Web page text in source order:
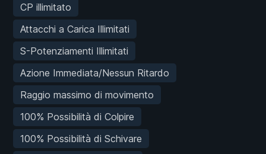
CP illimitato
Attacchi a Carica Illimitati
S-Potenziamenti Illimitati
Azione Immediata/Nessun Ritardo
Raggio massimo di movimento
100% Possibilità di Colpire
100% Possibilità di Schivare